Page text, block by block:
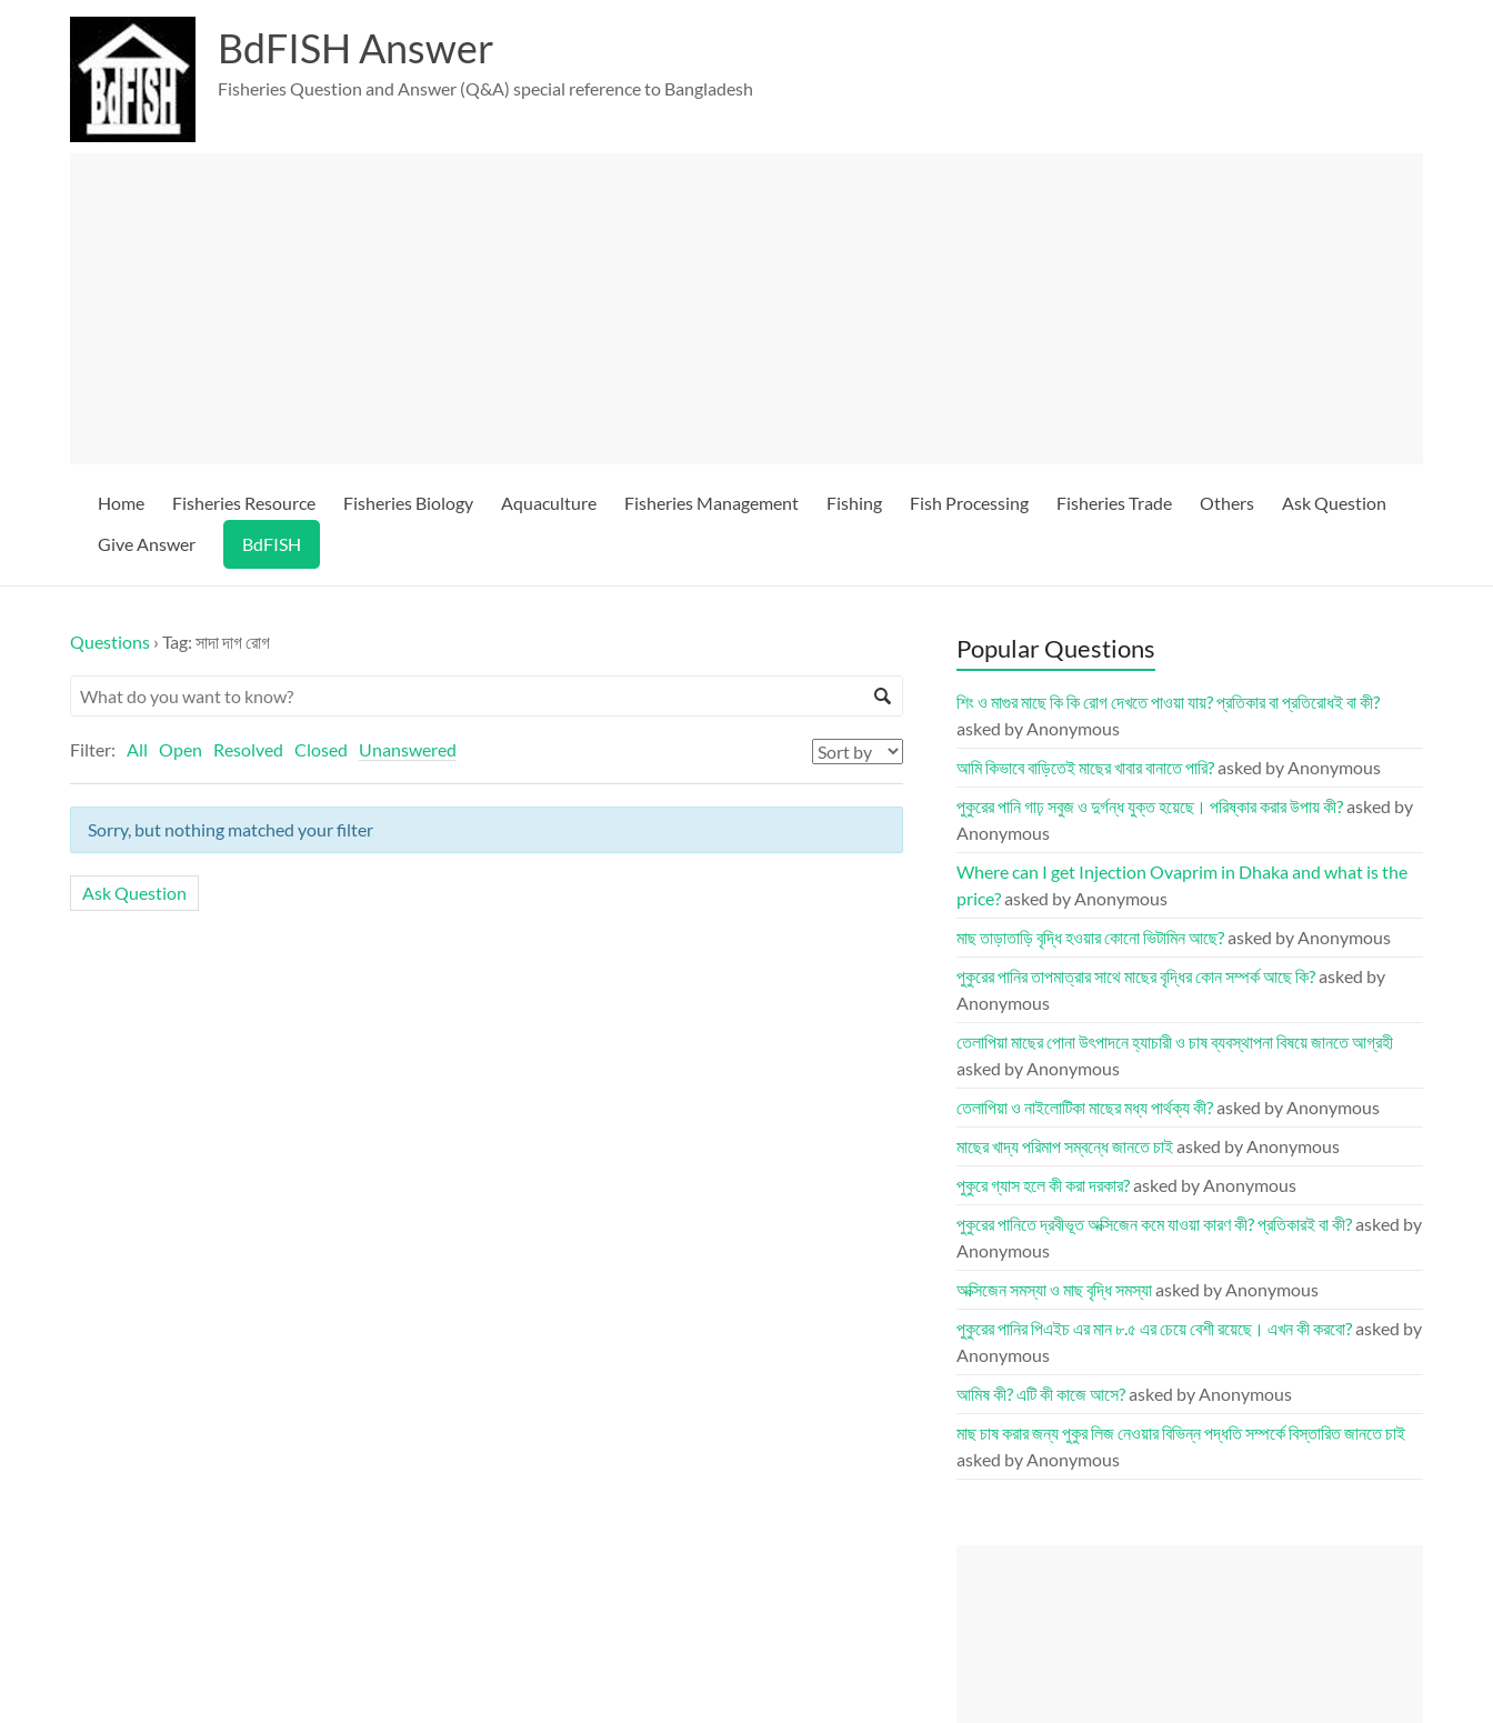
BdFISH Answer
Fisheries Question and Answer (Q&A) special reference to Bangladesh
Home Fisheries Resource Fisheries Biology Aquaculture Fisheries Management Fishing Fish Processing Fisheries Trade Others
Ask Question
Give Answer
BdFISH
Questions › Tag: সাদা দাগ রোগ
Filter: All Open Resolved Closed Unanswered
Sorry, but nothing matched your filter
Ask Question
Popular Questions
শিং ও মাগুর মাছে কি কি রোগ দেখতে পাওয়া যায়? প্রতিকার বা প্রতিরোধই বা কী?
asked by Anonymous
আমি কিভাবে বাড়িতেই মাছের খাবার বানাতে পারি?asked by Anonymous
পুকুরের পানি গাঢ় সবুজ ও দুর্গন্ধ যুক্ত হয়েছে। পরিষ্কার করার উপায় কী?asked by
Anonymous
Where can I get Injection Ovaprim in Dhaka and what is the
price?asked by Anonymous
মাছ তাড়াতাড়ি বৃদ্ধি হওয়ার কোনো ভিটামিন আছে?asked by Anonymous
পুকুরের পানির তাপমাত্রার সাথে মাছের বৃদ্ধির কোন সম্পর্ক আছে কি?asked by
Anonymous
তেলাপিয়া মাছের পোনা উৎপাদনে হ্যাচারী ও চাষ ব্যবস্থাপনা বিষয়ে জানতে আগ্রহী
asked by Anonymous
তেলাপিয়া ও নাইলোটিকা মাছের মধ্য পার্থক্য কী?asked by Anonymous
মাছের খাদ্য পরিমাপ সম্বন্ধে জানতে চাইasked by Anonymous
পুকুরে গ্যাস হলে কী করা দরকার?asked by Anonymous
পুকুরের পানিতে দ্রবীভূত অক্সিজেন কমে যাওয়া কারণ কী? প্রতিকারই বা কী?asked by
Anonymous
অক্সিজেন সমস্যা ও মাছ বৃদ্ধি সমস্যাasked by Anonymous
পুকুরের পানির পিএইচ এর মান ৮.৫ এর চেয়ে বেশী রয়েছে। এখন কী করবো?asked by
Anonymous
আমিষ কী? এটি কী কাজে আসে?asked by Anonymous
মাছ চাষ করার জন্য পুকুর লিজ নেওয়ার বিভিন্ন পদ্ধতি সম্পর্কে বিস্তারিত জানতে চাই
asked by Anonymous